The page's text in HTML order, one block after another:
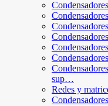
sup…
Redes y